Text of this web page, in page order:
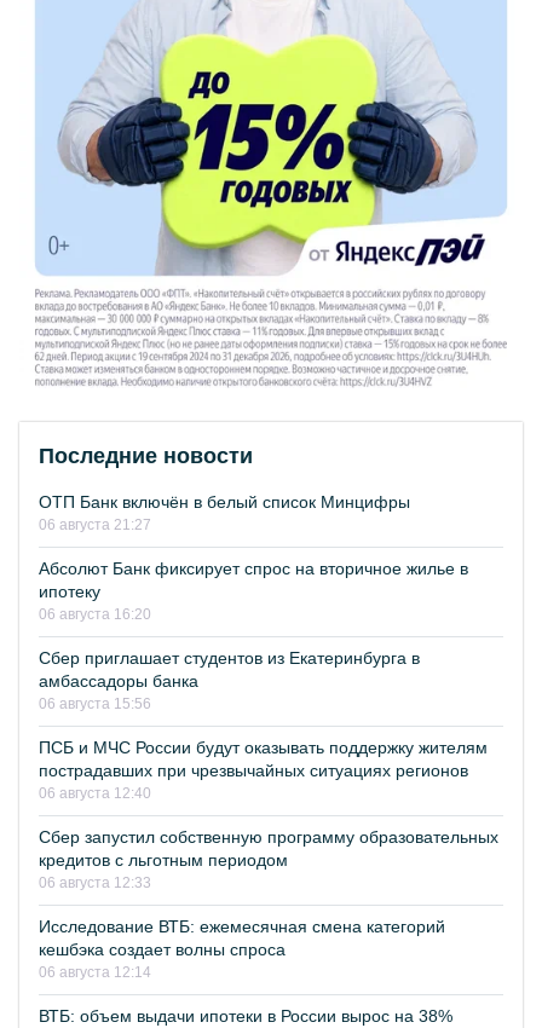
Последние новости
ОТП Банк включён в белый список Минцифры
06 августа 21:27
Абсолют Банк фиксирует спрос на вторичное жилье в
ипотеку
06 августа 16:20
Сбер приглашает студентов из Екатеринбурга в
амбассадоры банка
06 августа 15:56
ПСБ и МЧС России будут оказывать поддержку жителям
пострадавших при чрезвычайных ситуациях регионов
06 августа 12:40
Сбер запустил собственную программу образовательных
кредитов с льготным периодом
06 августа 12:33
Исследование ВТБ: ежемесячная смена категорий
кешбэка создает волны спроса
06 августа 12:14
ВТБ: объем выдачи ипотеки в России вырос на 38%